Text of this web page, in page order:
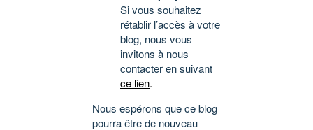
Si vous souhaitez
rétablir l’accès à votre
blog, nous vous
invitons à nous
contacter en suivant
ce lien.
Nous espérons que ce blog
pourra être de nouveau